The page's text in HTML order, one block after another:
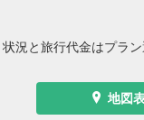
況と旅行代金はプラ
地図